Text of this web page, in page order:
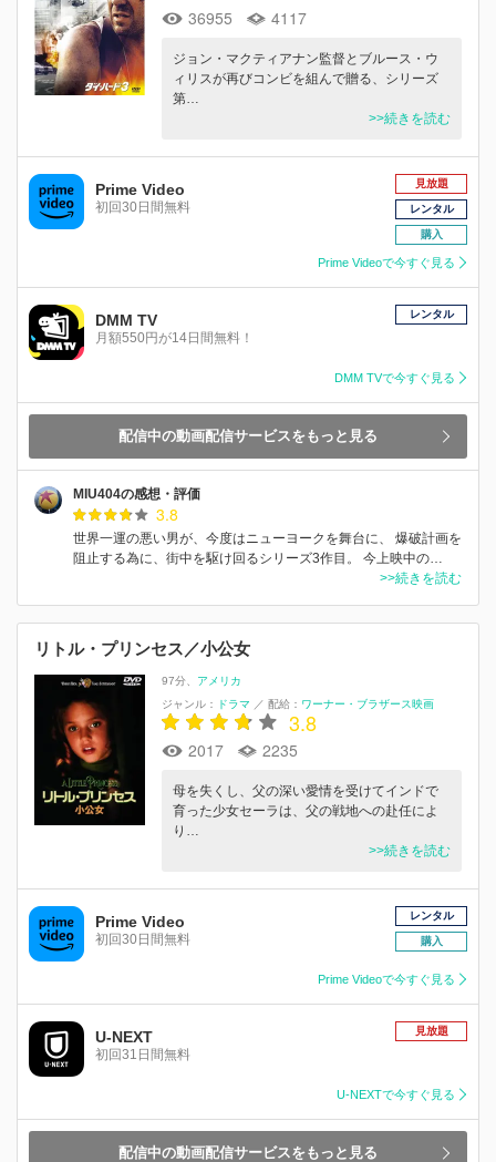
36955 4117
ジョン・マクティアナン監督とブルース・ウ
ィリスが再びコンビを組んで贈る、シリーズ
第…
>>続きを読む
Prime Video
初回30日間無料
見放題
レンタル
購入
Prime Videoで今すぐ見る
DMM TV
月額550円が14日間無料！
レンタル
DMM TVで今すぐ見る
配信中の動画配信サービスをもっと見る
MIU404の感想・評価
3.8
世界一運の悪い男が、今度はニューヨークを舞台に、 爆破計画を
阻止する為に、街中を駆け回るシリーズ3作目。 今上映中の…
>>続きを読む
リトル・プリンセス／小公女
97分
アメリカ
ジャンル：
ドラマ ／ 配給： ワーナー・ブラザース映画
3.8
2017 2235
母を失くし、父の深い愛情を受けてインドで
育った少女セーラは、父の戦地への赴任によ
り…
>>続きを読む
Prime Video
初回30日間無料
レンタル
購入
Prime Videoで今すぐ見る
U-NEXT
初回31日間無料
見放題
U-NEXTで今すぐ見る
配信中の動画配信サービスをもっと見る